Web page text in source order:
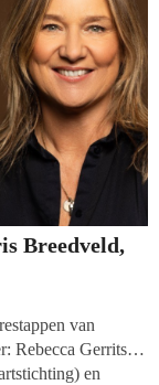
Breedveld,
van
Rebecca Gerritse
en